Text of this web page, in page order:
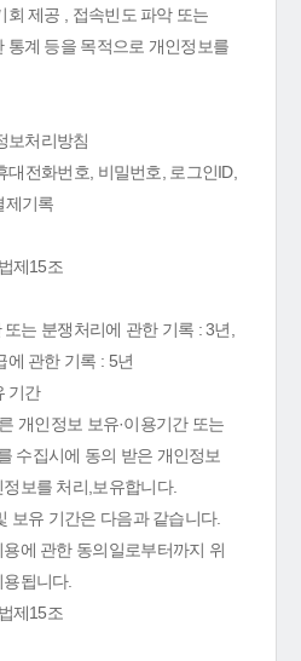
회 제공 , 접속빈도 파악 또는
통계 등을 목적으로 개인정보를
보처리방침
대전화번호, 비밀번호, 로그인ID,
제기록
제15조
는 분쟁처리에 관한 기록 : 3년,
에 관한 기록 : 5년
기간
개인정보 보유·이용기간 또는
수집시에 동의 받은 개인정보
보를 처리,보유합니다.
유 기간은 다음과 같습니다.
에 관한 동의일로부터까지 위
됩니다.
제15조